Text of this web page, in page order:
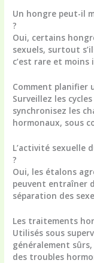
Un hongre peut-il
?
Oui, certains
sexuels, surtout
c’est rare et moins
Comment planifier
Surveillez les
synchronisez les
hormonaux, sous
L’activité sexuelle
?
Oui, les étalons
peuvent entraîner
séparation des
Les traitements
Utilisés sous
généralement
des troubles